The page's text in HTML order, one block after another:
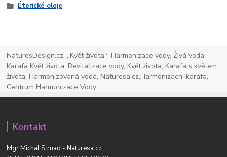
Éterické oleje
NaturesDesign.cz, ,,Květ života", Harmonizace vody, Živá voda,
Karafa Květ života, Revitalizace vody, Květ života, Karafa s květem
života, Harmonizovaná voda, Naturesa.cz,Harmonizacni karafa,
Centrum Harmonizace Vody
Kontakt
Mgr.Michal Strnad - Naturesa.cz